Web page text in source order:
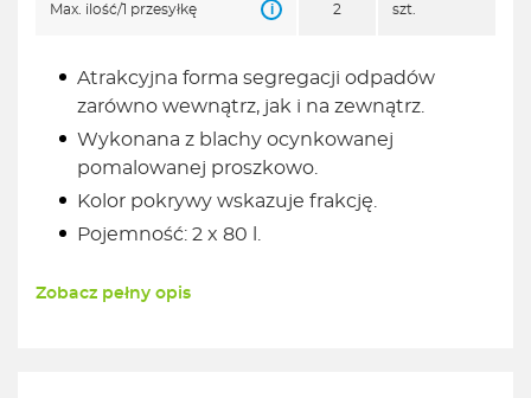
Max. ilość/1 przesyłkę i 2 szt.
Atrakcyjna forma segregacji odpadów
zarówno wewnątrz, jak i na zewnątrz.
Wykonana z blachy ocynkowanej
pomalowanej proszkowo.
Kolor pokrywy wskazuje frakcję.
Pojemność: 2 x 80 l.
Zobacz pełny opis